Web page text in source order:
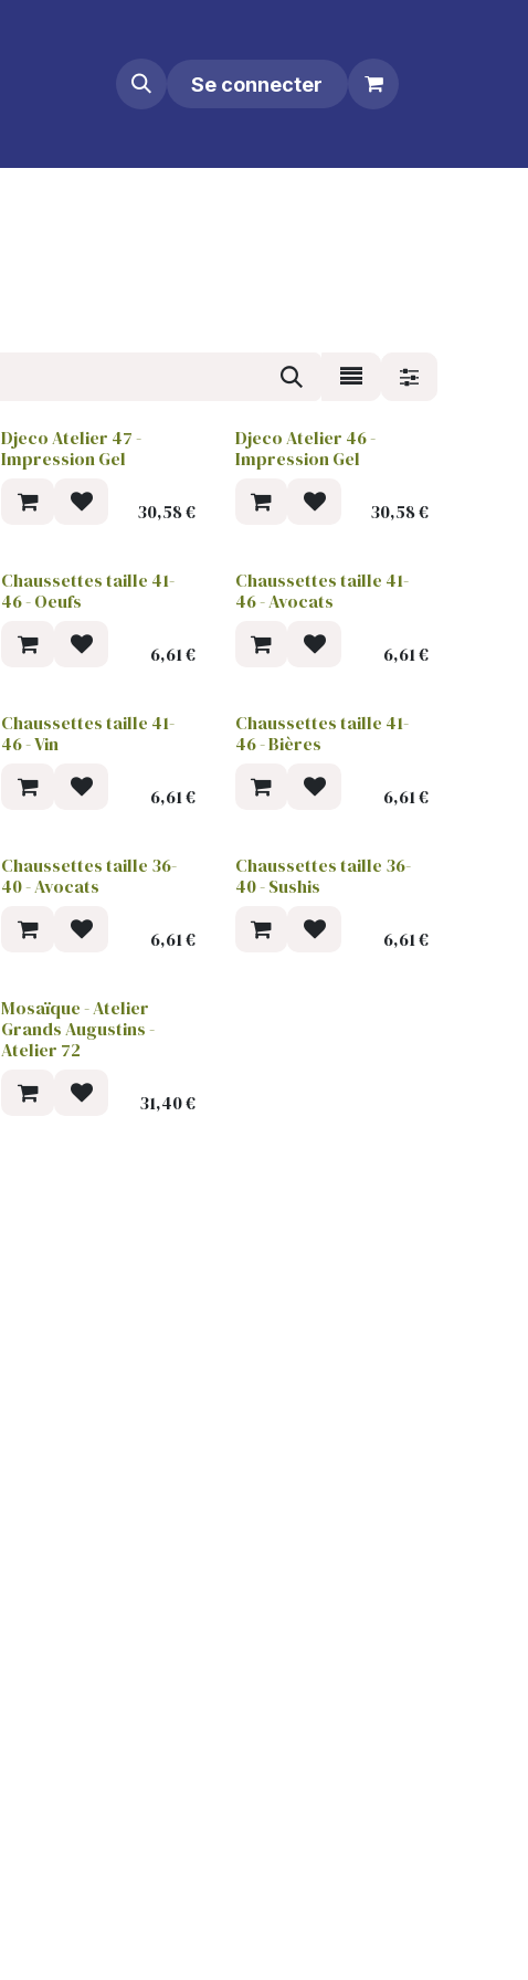
Se connecter
Djeco Atelier 47 -
Impression Gel
30,58€
Djeco Atelier 46 -
Impression Gel
30,58€
Chaussettes taille 41-
46 - Oeufs
6,61€
Chaussettes taille 41-
46 - Avocats
6,61€
Chaussettes taille 41-
46 - Vin
6,61€
Chaussettes taille 41-
46 - Bières
6,61€
Chaussettes taille 36-
40 - Avocats
6,61€
Chaussettes taille 36-
40 - Sushis
6,61€
Mosaïque - Atelier
Grands Augustins -
Atelier 72
31,40€